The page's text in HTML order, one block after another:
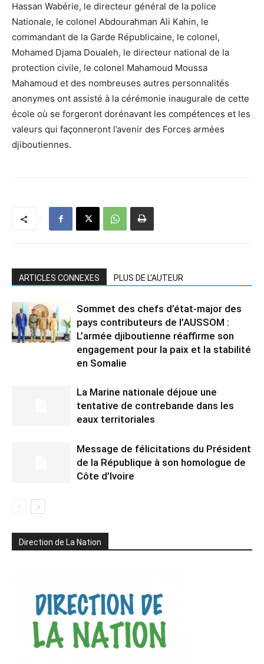
Hassan Wabérie, le directeur général de la police
Nationale, le colonel Abdourahman Ali Kahin, le
commandant de la Garde Républicaine, le colonel,
Mohamed Djama Doualeh, le directeur national de la
protection civile, le colonel Mahamoud Moussa
Mahamoud et des nombreuses autres personnalités
anonymes ont assisté à la cérémonie inaugurale de cette
école où se forgeront dorénavant les compétences et les
valeurs qui façonneront l’avenir des Forces armées
djiboutiennes.
ARTICLES CONNEXES PLUS DE L'AUTEUR
Sommet des chefs d’état-major des
pays contributeurs de l’AUSSOM :
L’armée djiboutienne réaffirme son
engagement pour la paix et la stabilité
en Somalie
La Marine nationale déjoue une
tentative de contrebande dans les
eaux territoriales
Message de félicitations du Président
de la République à son homologue de
Côte d’Ivoire
Direction de La Nation